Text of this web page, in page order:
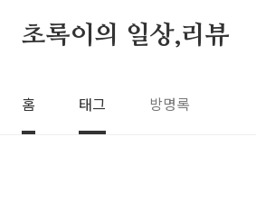
초록이의 일상,리뷰
홈 태그 방명록